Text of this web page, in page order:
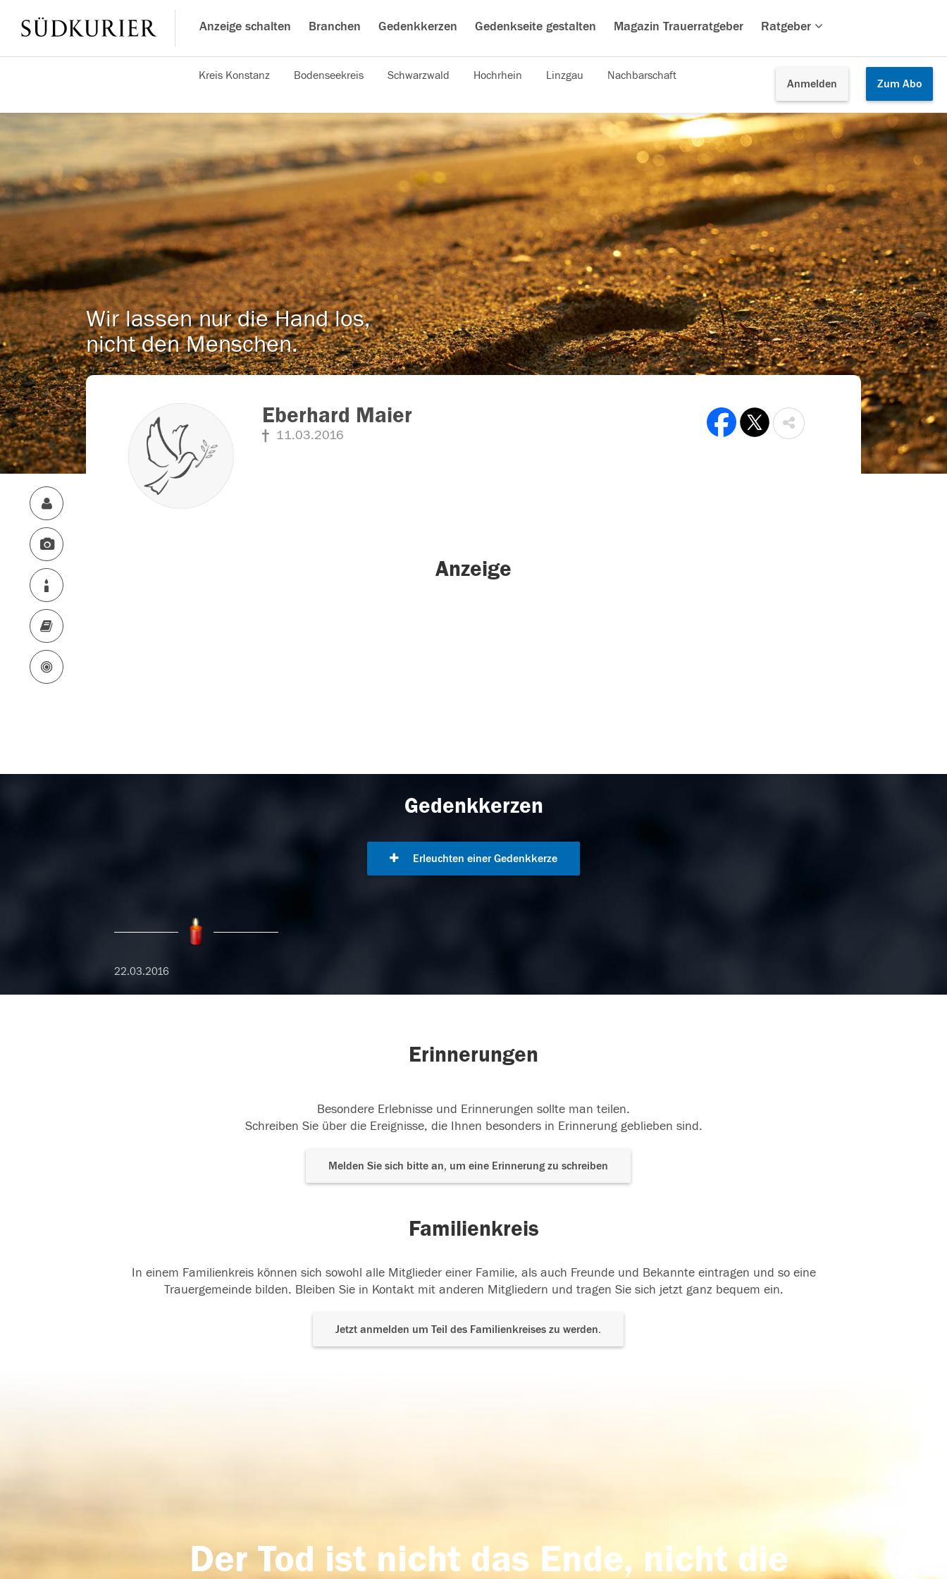
Anzeige schalten Branchen Gedenkkerzen Gedenkseite gestalten Magazin Trauerratgeber Ratgeber
Anmelden Zum Abo
Kreis Konstanz Bodenseekreis Schwarzwald Hochrhein Linzgau Nachbarschaft
Wir lassen nur die Hand los,
nicht den Menschen.
Eberhard Maier
11.03.2016
Anzeige
Gedenkkerzen
Erleuchten einer Gedenkkerze
22.03.2016
Erinnerungen
Besondere Erlebnisse und Erinnerungen sollte man teilen.
Schreiben Sie über die Ereignisse, die Ihnen besonders in Erinnerung geblieben sind.
Melden Sie sich bitte an, um eine Erinnerung zu schreiben
Familienkreis
In einem Familienkreis können sich sowohl alle Mitglieder einer Familie, als auch Freunde und Bekannte eintragen und so eine
Trauergemeinde bilden. Bleiben Sie in Kontakt mit anderen Mitgliedern und tragen Sie sich jetzt ganz bequem ein.
Jetzt anmelden um Teil des Familienkreises zu werden.
Der Tod ist nicht das Ende, nicht die